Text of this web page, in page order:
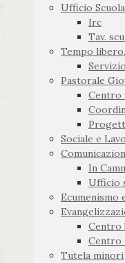
Ufficio Scuola
Irc
Tav.
Tempo
Pastorale
Centro
Sociale e
In
Ufficio
Centro
Centro
Tutela minori